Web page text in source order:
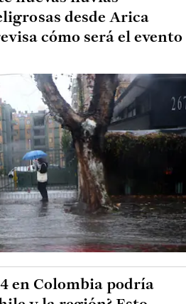
desde Arica
cómo será el evento
en Colombia podría